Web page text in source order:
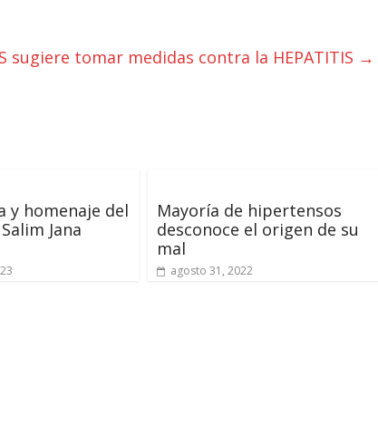
sugiere tomar medidas contra la HEPATITIS →
y homenaje del
Jana
Mayoría de hipertensos
desconoce el origen de su
mal
agosto 31, 2022